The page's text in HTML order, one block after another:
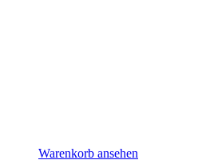
Warenkorb ansehen